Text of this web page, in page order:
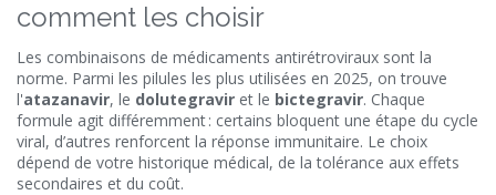
comment les choisir
Les combinaisons de médicaments antirétroviraux sont la
norme. Parmi les pilules les plus utilisées en 2025, on trouve
l'atazanavir, le dolutegravir et le bictegravir. Chaque
formule agit différemment : certains bloquent une étape du cycle
viral, d’autres renforcent la réponse immunitaire. Le choix
dépend de votre historique médical, de la tolérance aux effets
secondaires et du coût.